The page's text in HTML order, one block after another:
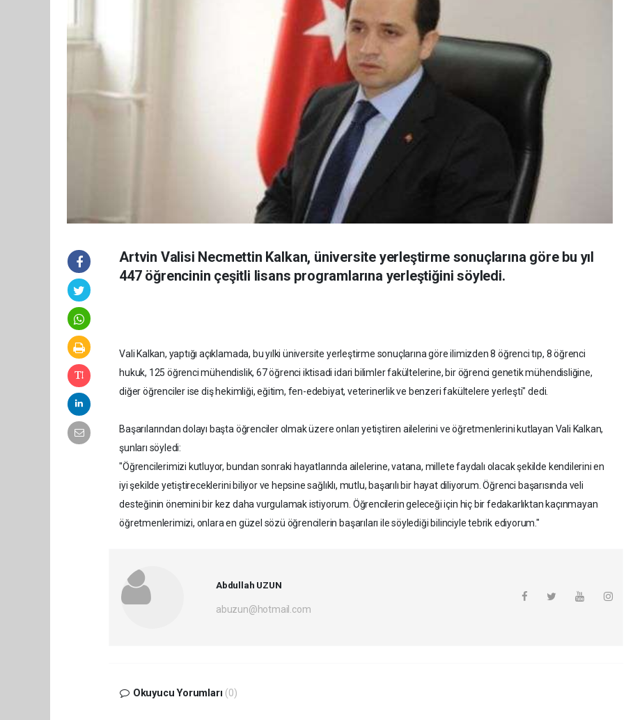
Artvin Valisi Necmettin Kalkan, üniversite yerleştirme sonuçlarına göre bu yıl
447 öğrencinin çeşitli lisans programlarına yerleştiğini söyledi.
Vali Kalkan, yaptığı açıklamada, bu yılki üniversite yerleştirme sonuçlarına göre ilimizden 8 öğrenci tıp, 8 öğrenci
hukuk, 125 öğrenci mühendislik, 67 öğrenci iktisadi idari bilimler fakültelerine, bir öğrenci genetik mühendisliğine,
diğer öğrenciler ise diş hekimliği, eğitim, fen-edebiyat, veterinerlik ve benzeri fakültelere yerleşti" dedi.
Başarılarından dolayı başta öğrenciler olmak üzere onları yetiştiren ailelerini ve öğretmenlerini kutlayan Vali Kalkan,
şunları söyledi:
"Öğrencilerimizi kutluyor, bundan sonraki hayatlarında ailelerine, vatana, millete faydalı olacak şekilde kendilerini en
iyi şekilde yetiştireceklerini biliyor ve hepsine sağlıklı, mutlu, başarılı bir hayat diliyorum. Öğrenci başarısında veli
desteğinin önemini bir kez daha vurgulamak istiyorum. Öğrencilerin geleceği için hiç bir fedakarlıktan kaçınmayan
öğretmenlerimizi, onlara en güzel sözü öğrencilerin başarıları ile söylediği bilinciyle tebrik ediyorum."
Abdullah UZUN
abuzun@hotmail.com
Okuyucu Yorumları (0)